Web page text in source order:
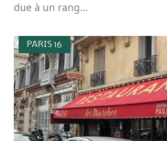
due à un rang…
PARIS 16